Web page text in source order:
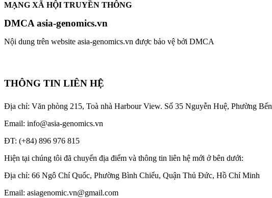
MẠNG XÃ HỘI TRUYỀN THÔNG
DMCA asia-genomics.vn
Nội dung trên website asia-genomics.vn được bảo vệ bởi DMCA
THÔNG TIN LIÊN HỆ
Địa chỉ: Văn phòng 215, Toà nhà Harbour View. Số 35 Nguyễn Huệ, Phường
Email: info@asia-genomics.vn
ĐT: (+84) 896 976 815
Hiện tại chúng tôi đã chuyển địa điểm và thông tin liên hệ mới ở bên dưới:
Địa chỉ: 66 Ngô Chí Quốc, Phường Bình Chiểu, Quận Thủ Đức, Hồ Chí Minh
Email: asiagenomic.vn@gmail.com